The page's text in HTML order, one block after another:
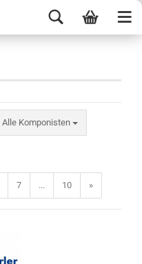
Alle Komponisten
7 ... 10 »